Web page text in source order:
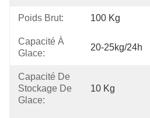
Poids Brut: 100 Kg
Capacité À
Glace:
20-25kg/24h
Capacité De
Stockage De
Glace:
10 Kg